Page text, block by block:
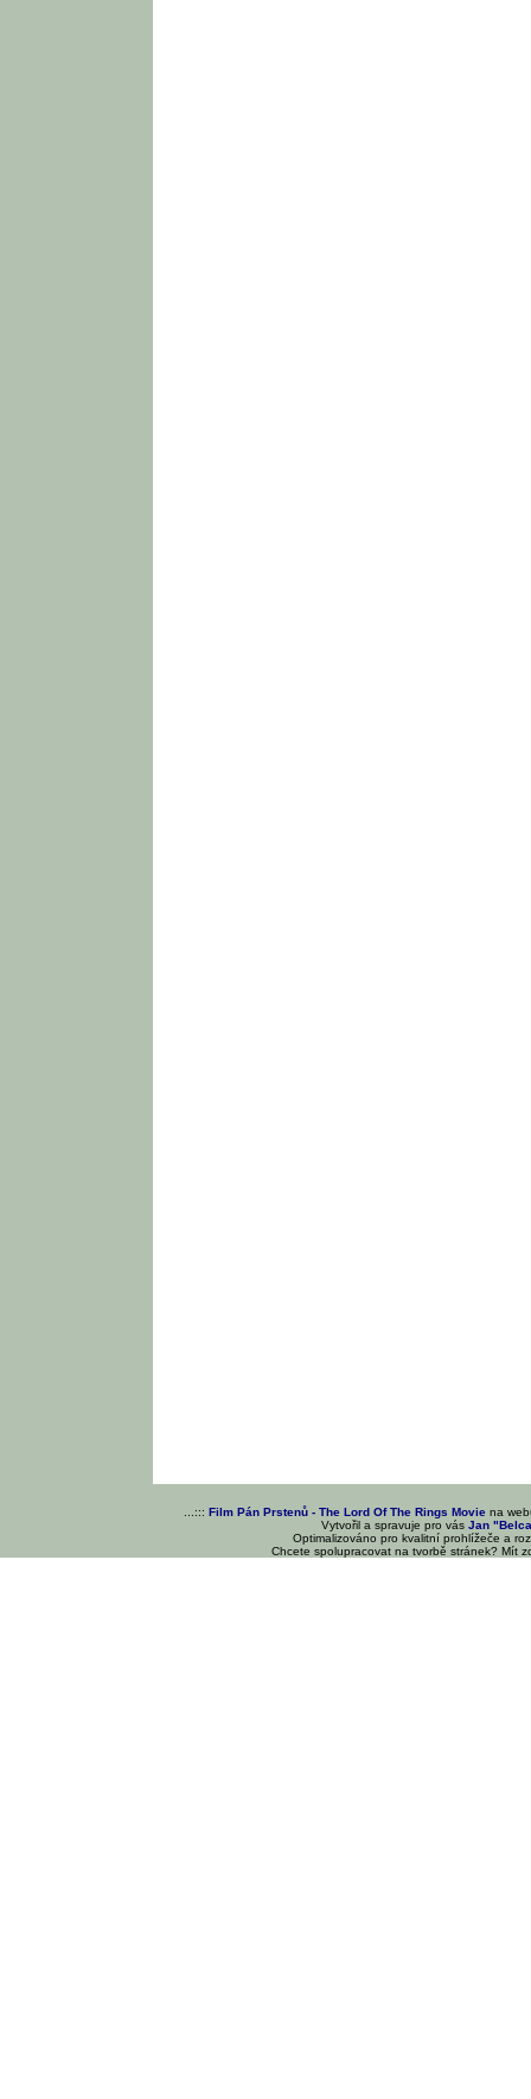
...::: Film Pán Prstenů - The Lord Of The Rings Movie na
Vytvořil a spravuje pro vásJan
Optimalizováno pro kvalitní prohlížeče a
Chcete spolupracovat na tvorbě stránek? Mít